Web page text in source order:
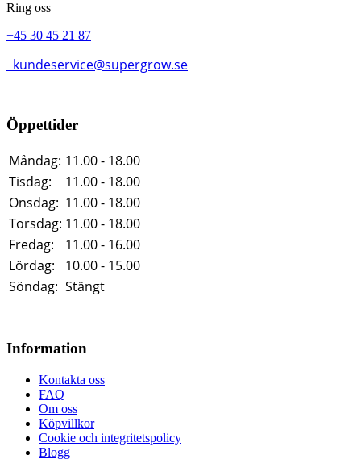
Ring oss
+45 30 45 21 87
kundeservice@supergrow.se
Öppettider
Måndag: 11.00 - 18.00
Tisdag:
11.00 - 18.00
Onsdag: 11.00 - 18.00
Torsdag: 11.00 - 18.00
Fredag:
11.00 - 16.00
Lördag:
10.00 - 15.00
Söndag: Stängt
Information
Kontakta oss
FAQ
Om oss
Köpvillkor
Cookie och integritetspolicy
Blogg